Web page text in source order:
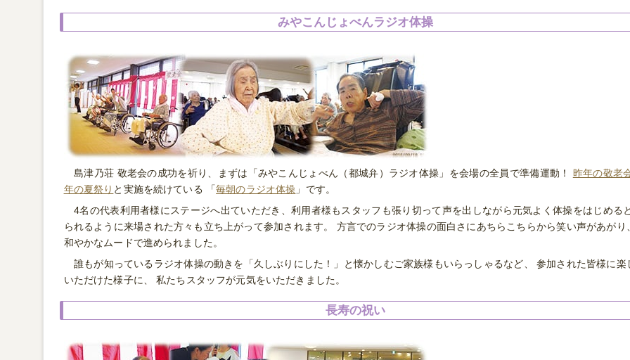
みやこんじょべんラジオ体操
島津乃荘 敬老会の成功を祈り、まずは「みやこんじょべん（都城弁）ラジオ体操」を会場の全員で準備運動！ 昨年の敬老
年の夏祭り と実施を続けている 「毎朝のラジオ体操 」です。
4名の代表利用者様にステージへ出ていただき、利用者様もスタッフも張り切って声を出しながら元気よく体操をはじめる
られるように来場された方々も立ち上がって参加されます。 方言でのラジオ体操の面白さにあちらこちらから笑い声があがり
和やかなムードで進められました。
誰もが知っているラジオ体操の動きを「久しぶりにした！」と懐かしむご家族様もいらっしゃるなど、 参加された皆様に楽
いただけた様子に、 私たちスタッフが元気をいただきました。
長寿の祝い